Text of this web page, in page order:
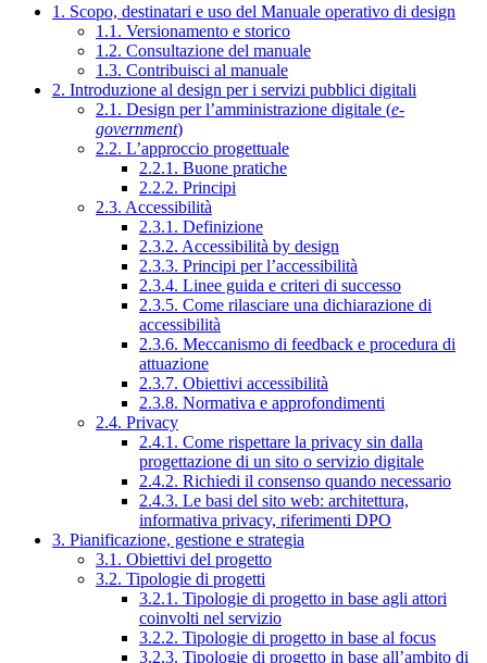
1. Scopo, destinatari e uso del Manuale operativo di design
1.1. Versionamento e storico
1.2. Consultazione del manuale
1.3. Contribuisci al manuale
2. Introduzione al design per i servizi pubblici digitali
2.1. Design per l’amministrazione digitale (e-
government)
2.2. L’approccio progettuale
2.2.1. Buone pratiche
2.2.2. Principi
2.3. Accessibilità
2.3.1. Definizione
2.3.2. Accessibilità by design
2.3.3. Principi per l’accessibilità
2.3.4. Linee guida e criteri di successo
2.3.5. Come rilasciare una dichiarazione di
accessibilità
2.3.6. Meccanismo di feedback e procedura di
attuazione
2.3.7. Obiettivi accessibilità
2.3.8. Normativa e approfondimenti
2.4. Privacy
2.4.1. Come rispettare la privacy sin dalla
progettazione di un sito o servizio digitale
2.4.2. Richiedi il consenso quando necessario
2.4.3. Le basi del sito web: architettura,
informativa privacy, riferimenti DPO
3. Pianificazione, gestione e strategia
3.1. Obiettivi del progetto
3.2. Tipologie di progetti
3.2.1. Tipologie di progetto in base agli attori
coinvolti nel servizio
3.2.2. Tipologie di progetto in base al focus
3.2.3. Tipologie di progetto in base all’ambito di